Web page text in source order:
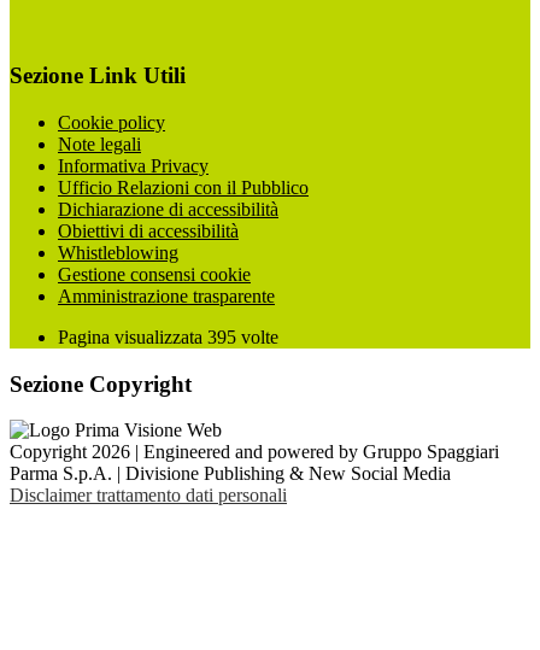
Sezione Link Utili
Cookie policy
Note legali
Informativa Privacy
Ufficio Relazioni con il Pubblico
Dichiarazione di accessibilità
Obiettivi di accessibilità
Whistleblowing
Gestione consensi cookie
Amministrazione trasparente
Pagina visualizzata 395 volte
Sezione Copyright
Copyright 2026 | Engineered and powered by Gruppo Spaggiari
Parma S.p.A. | Divisione Publishing & New Social Media
Disclaimer trattamento dati personali